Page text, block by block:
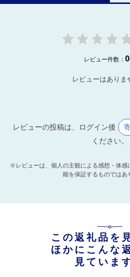
レビュー件数：0
レビューはありま
レビューの投稿は、ログイン後
ください。
※レビューは、個人の主観による感想・体感
能を保証するものではあ
この返礼品を
ほかにこんな
見ていま